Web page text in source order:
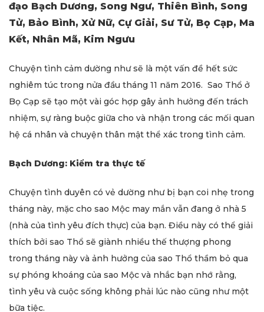
đạo Bạch Dương, Song Ngư, Thiên Bình, Song
Tử, Bảo Bình, Xử Nữ, Cự Giải, Sư Tử, Bọ Cạp, Ma
Kết, Nhân Mã, Kim Ngưu
Chuyện tình cảm dường như sẽ là một vấn đề hết sức
nghiêm túc trong nửa đầu tháng 11 năm 2016. Sao Thổ ở
Bọ Cạp sẽ tạo một vài góc hợp gây ảnh hưởng đến trách
nhiệm, sự ràng buộc giữa cho và nhận trong các mối quan
hệ cá nhân và chuyện thân mật thể xác trong tình cảm.
Bạch Dương: Kiểm tra thực tế
Chuyện tình duyên có vẻ dường như bị bạn coi nhẹ trong
tháng này, mặc cho sao Mộc may mắn vẫn đang ở nhà 5
(nhà của tình yêu đích thực) của bạn. Điều này có thể giải
thích bởi sao Thổ sẽ giành nhiều thế thượng phong
trong tháng này và ảnh hưởng của sao Thổ thầm bỏ qua
sự phóng khoáng của sao Mộc và nhắc bạn nhớ rằng,
tình yêu và cuộc sống không phải lúc nào cũng như một
bữa tiệc.